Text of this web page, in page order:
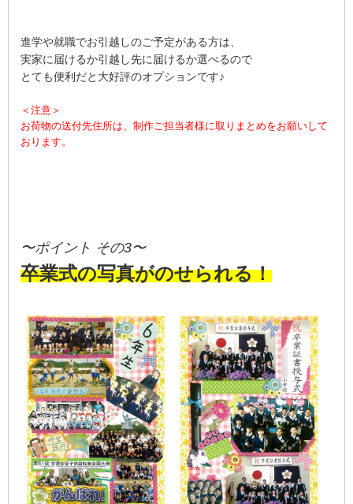
進学や就職でお引越しのご予定がある方は、
実家に届けるか引越し先に届けるか選べるので
とても便利だと大好評のオプションです♪
＜注意＞
お荷物の送付先住所は、制作ご担当者様に取りまとめをお願いして
おります。
〜ポイント その3〜
卒業式の写真がのせられる！